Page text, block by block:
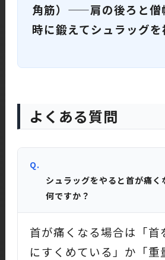
角筋）——肩の後ろと僧
時に鍛えてシュラッグを
よくある質問
Q.
シュラッグをやると首が痛く
何ですか？
首が痛くなる場合は「首
にすくめている」か「重